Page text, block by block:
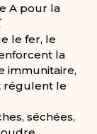
A pour la
le fer, le
la
immunitaire,
régulent le
séchées,